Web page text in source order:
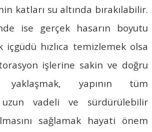
katları su altında bırakılabilir.
ise gerçek hasarın boyutu
içgüdü hızlıca temizlemek olsa
işlerine sakin ve doğru
yapının tüm
uzun vadeli ve sürdürülebilir
sağlamak hayati önem